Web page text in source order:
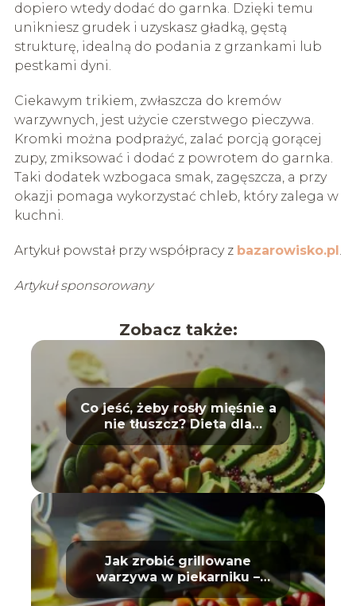
dopiero wtedy dodać do garnka. Dzięki temu
unikniesz grudek i uzyskasz gładką, gęstą
strukturę, idealną do podania z grzankami lub
pestkami dyni.
Ciekawym trikiem, zwłaszcza do kremów
warzywnych, jest użycie czerstwego pieczywa.
Kromki można podprażyć, zalać porcją gorącej
zupy, zmiksować i dodać z powrotem do garnka.
Taki dodatek wzbogaca smak, zagęszcza, a przy
okazji pomaga wykorzystać chleb, który zalega w
kuchni.
Artykuł powstał przy współpracy z bazarowisko.pl.
Artykuł sponsorowany
Zobacz także:
Co jeść, żeby rosły mięśnie a
nie tłuszcz? Dieta dla
sportowców
Jak zrobić grillowane
warzywa w piekarniku –
poradnik